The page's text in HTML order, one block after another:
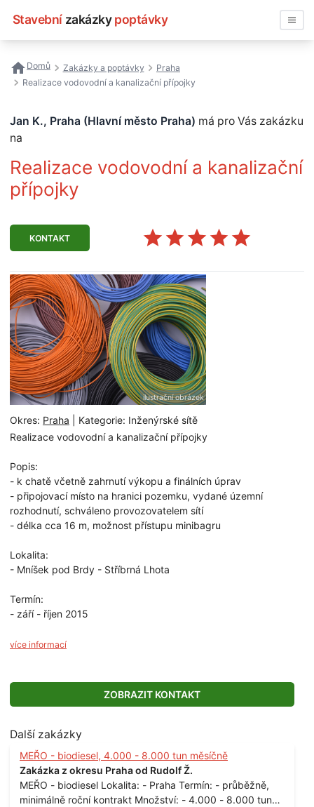
Stavební zakázky poptávky
Všechny zakázky
Nejčastější vyhledávání
Domů Zakázky a poptávky
Praha
Realizace vodovodní a kanalizační přípojky
Jan K., Praha (Hlavní město Praha) má pro Vás zakázku
na
Realizace vodovodní a kanalizační
přípojky
KONTAKT
Okres: Praha | Kategorie: Inženýrské sítě
Realizace vodovodní a kanalizační přípojky
Popis:
- k chatě včetně zahrnutí výkopu a finálních úprav
- připojovací místo na hranici pozemku, vydané územní
rozhodnutí, schváleno provozovatelem sítí
- délka cca 16 m, možnost přístupu minibagru
Lokalita:
- Mníšek pod Brdy - Stříbrná Lhota
Termín:
- září - říjen 2015
více informací
ZOBRAZIT KONTAKT
Další zakázky
MEŘO - biodiesel, 4.000 - 8.000 tun měsíčně
Zakázka z okresu Praha od Rudolf Ž.
MEŘO - biodiesel Lokalita: - Praha Termín: - průběžně,
minimálně roční kontrakt Množství: - 4.000 - 8.000 tun
ilustrační obrázek